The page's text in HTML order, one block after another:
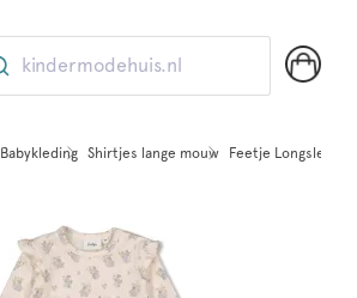
kindermodehuis.nl
Babykleding Shirtjes lange mouw Feetje Longsleeve